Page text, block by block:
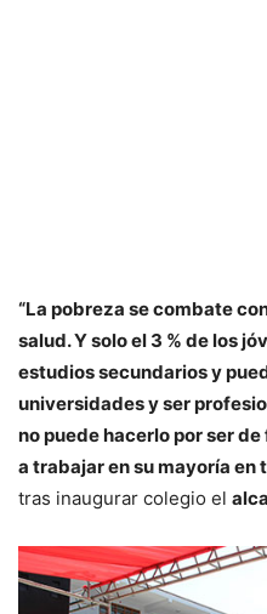
“La pobreza se combate
salud. Y solo el 3 % de los
estudios secundarios y
universidades y ser
no puede hacerlo por ser
a trabajar en su mayoría en
tras inaugurar colegio el